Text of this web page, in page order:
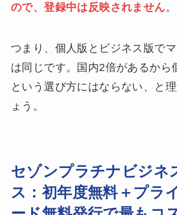
ので、登録中は反映されません。
つまり、個人版とビジネス版で
は同じです。国内2倍があるから
という選び方にはならない、と
ょう。
セゾンプラチナビジネ
ス：初年度無料＋プラ